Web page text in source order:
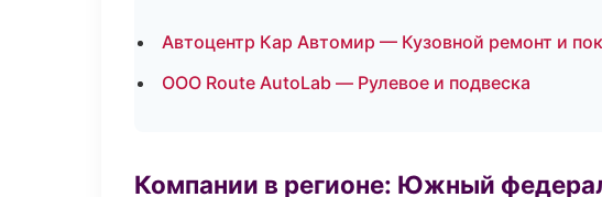
Автоцентр Кар Автомир — Кузовной ремонт и
ООО Route AutoLab — Рулевое и подвеска
Компании в регионе: Южный